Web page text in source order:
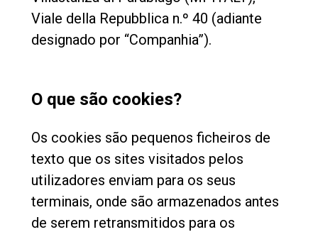
Viale della Repubblica n.º 40 (adiante
designado por “Companhia”).
O que são cookies?
Os cookies são pequenos ficheiros de
texto que os sites visitados pelos
utilizadores enviam para os seus
terminais, onde são armazenados antes
de serem retransmitidos para os
História
Nossos laboratórios
Sustentabilidade
Connect